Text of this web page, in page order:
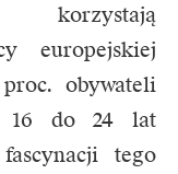
korzystają
europejskiej
obywateli
16 do 24 lat
tego